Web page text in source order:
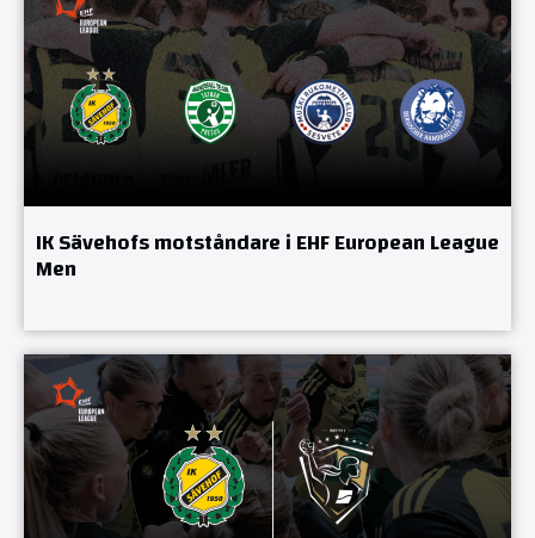
IK Sävehofs motståndare i EHF European League
Men